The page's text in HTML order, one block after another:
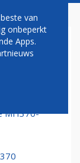
MH370-
van
onbeperkt
Apps.